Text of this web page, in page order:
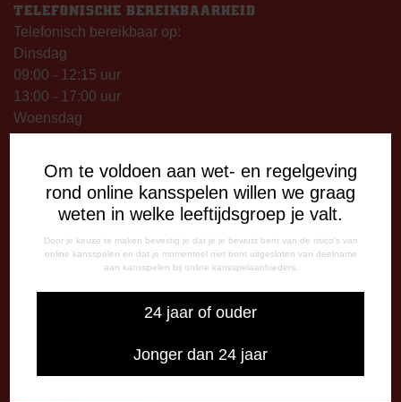
Om te voldoen aan wet- en regelgeving
rond online kansspelen willen we graag
weten in welke leeftijdsgroep je valt.
Door je keuze te maken bevestig je dat je je bewust bent van de risico's van
online kansspelen en dat je momenteel niet bent uitgesloten van deelname
aan kansspelen bij online kansspelaanbieders.
24 jaar of ouder
Jonger dan 24 jaar
TELEFONISCHE BEREIKBAARHEID
Telefonisch bereikbaar op:
Dinsdag
09:00 - 12:15 uur
13:00 - 17:00 uur
Woensdag
09:00 - 12:15 uur
13:00 - 17:00 uur
Op thuiswedstrijddagen bereikbaar vanaf 13:00 - 20:00 uur
CORRESPONDENTIE-ADRES